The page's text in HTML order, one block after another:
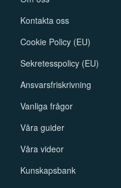
Kontakta oss
Cookie Policy (EU)
Sekretesspolicy (EU)
Ansvarsfriskrivning
Vanliga frågor
Våra guider
Våra videor
Kunskapsbank